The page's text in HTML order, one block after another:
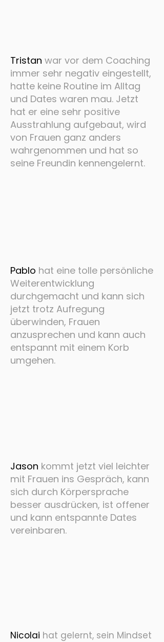
Tristan war vor dem Coaching
immer sehr negativ eingestellt,
hatte keine Routine im Alltag
und Dates waren mau. Jetzt
hat er eine sehr positive
Ausstrahlung aufgebaut, wird
von Frauen ganz anders
wahrgenommen und hat so
seine Freundin kennengelernt.
Pablo hat eine tolle persönliche
Weiterentwicklung
durchgemacht und kann sich
jetzt trotz Aufregung
überwinden, Frauen
anzusprechen und kann auch
entspannt mit einem Korb
umgehen.
Jason kommt jetzt viel leichter
mit Frauen ins Gespräch, kann
sich durch Körpersprache
besser ausdrücken, ist offener
und kann entspannte Dates
vereinbaren.
Nicolai hat gelernt, sein Mindset